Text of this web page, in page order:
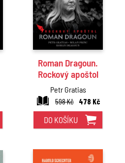
Roman Dragoun.
Rockový apoštol
Petr Gratias
598 Kč 478 Kč
DO KOŠÍKU